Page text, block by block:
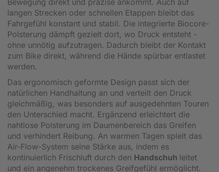
langen Strecken oder schnellen Etappen bleibt das
Fahrgefühl konstant und stabil. Die integrierte Biocore-
Polsterung dämpft gezielt dort, wo Druck entsteht -
ohne unnötig aufzutragen. Dadurch bleibt der Kontakt
zum Bike direkt, während die Hände spürbar entlastet
werden.
Das ergonomisch geformte Design passt sich der
natürlichen Handhaltung an und verteilt den Druck
gleichmäßig, was besonders auf ausgedehnten Touren
den Unterschied macht. Ergänzend erleichtert die
nahtlose Polsterung im Daumenbereich das Greifen
und verhindert Reibung. An warmen Tagen spielt das
Air-Flow-System seine Stärke aus, indem es
kontinuierlich Frischluft durch den Handschuh leitet
und ein angenehm trockenes Greifgefühl ermöglicht.